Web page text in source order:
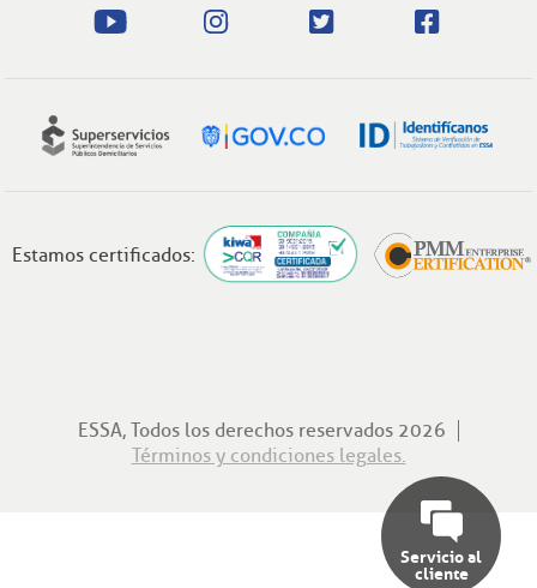
Servicio al
cliente
Estamos certificados:
ESSA, Todos los derechos reservados 2026
Términos y condiciones legales.